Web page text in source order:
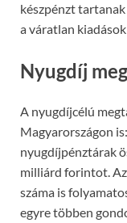
készpénzt
a váratlan
Nyugdíj
A nyugdíjcélú
Magyarországon
nyugdíjpénztárak
milliárd forintot.
száma is
egyre többen